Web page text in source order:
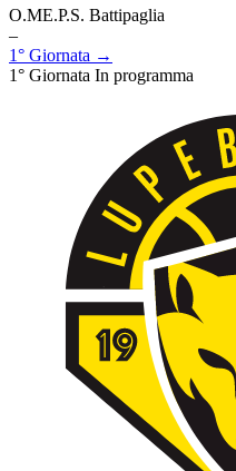
O.ME.P.S. Battipaglia
–
1° Giornata →
1° Giornata In programma